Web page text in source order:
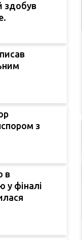
здобув
з
в
у фіналі